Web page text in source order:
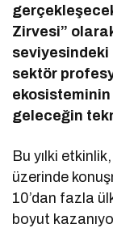
Zirvesi”
sektör
geleceğin
Bu yılki
üzerinde
10’dan fazla
boyut